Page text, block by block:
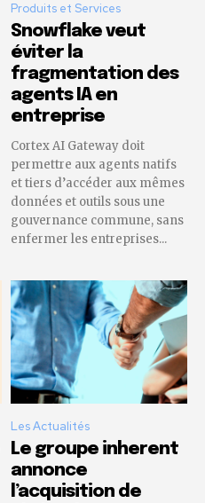
Produits et Services
Snowflake veut
éviter la
fragmentation des
agents IA en
entreprise
Cortex AI Gateway doit
permettre aux agents natifs
et tiers d’accéder aux mêmes
données et outils sous une
gouvernance commune, sans
enfermer les entreprises...
Les Actualités
Le groupe inherent
annonce
l’acquisition de